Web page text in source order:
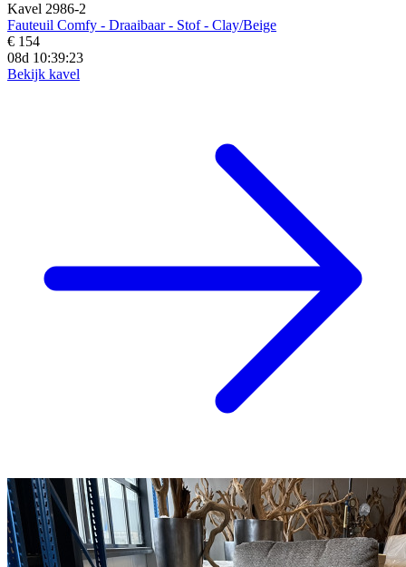
Kavel 2986-2
Fauteuil Comfy - Draaibaar - Stof - Clay/Beige
€ 154
08d 10:39:21
Bekijk kavel